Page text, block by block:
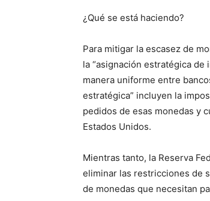
¿Qué se está haciendo?
Para mitigar la escasez de
la “asignación estratégica
manera uniforme entre
estratégica” incluyen la
pedidos de esas monedas y
Estados Unidos.
Mientras tanto, la Reserva
eliminar las restricciones de
de monedas que necesitan